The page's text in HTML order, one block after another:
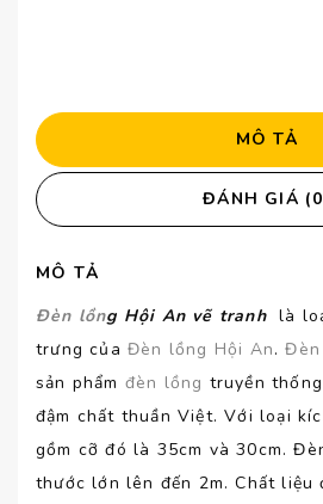
MÔ TẢ
ĐÁNH GIÁ
MÔ TẢ
Đèn lồng Hội An vẽ tranh là
trưng của Đèn lồng Hội An.
sản phẩm đèn lồng truyền
đậm chất thuần Việt. Với loại
gồm cỡ đó là 35cm và 30cm.
thước lớn lên đến 2m. Chất liệu